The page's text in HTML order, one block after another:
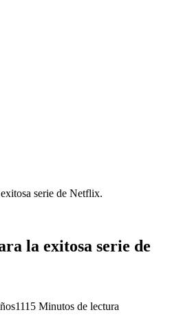
serie de Netflix.
la exitosa serie de
111 5 Minutos de lectura